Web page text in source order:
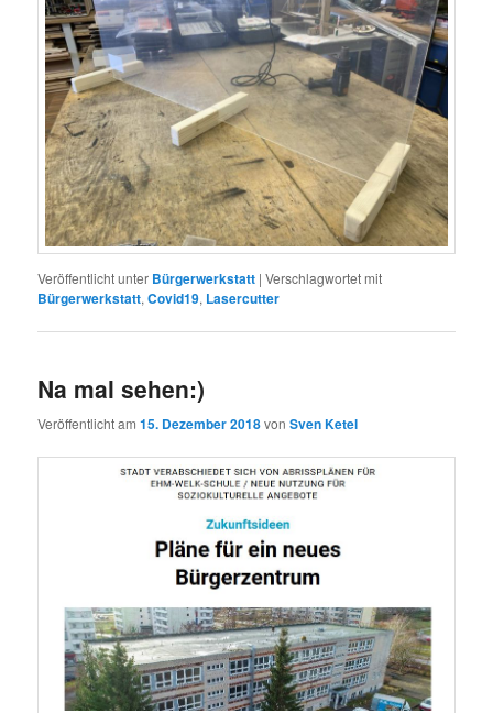
Veröffentlicht unter Bürgerwerkstatt |Verschlagwortet mit
Bürgerwerkstatt,Covid19, Lasercutter
Na mal sehen:)
Veröffentlicht am15. Dezember 2018vonSven Ketel